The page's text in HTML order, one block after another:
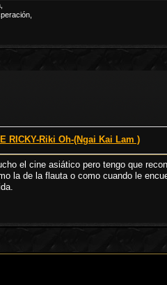
RICKY-Riki Oh-(Ngai Kai Lam )
el cine asiático pero tengo que
la de la flauta o como cuando le